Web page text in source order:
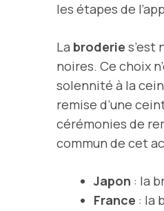
les étapes de
La broderie s’est
noires. Ce choix
solennité à la
remise d’une
cérémonies de
commun de cet
Japon : la
France : la